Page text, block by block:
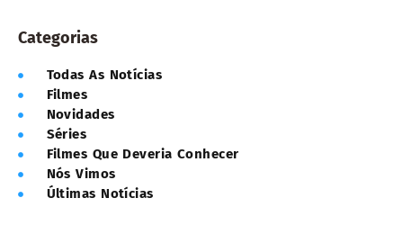
Categorias
Todas As Notícias
Filmes
Novidades
Séries
Filmes Que Deveria Conhecer
Nós Vimos
Últimas Notícias